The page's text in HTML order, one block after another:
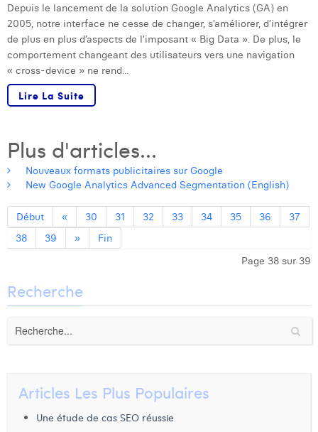
Depuis le lancement de la solution Google Analytics (GA) en
2005, notre interface ne cesse de changer, s’améliorer, d’intégrer
de plus en plus d’aspects de l’imposant « Big Data ». De plus, le
comportement changeant des utilisateurs vers une navigation
« cross-device » ne rend...
Lire La Suite
Plus d'articles...
Nouveaux formats publicitaires sur Google
New Google Analytics Advanced Segmentation (English)
Début « 30 31 32 33 34 35 36
37
38
39 »
Fin
Page 38 sur 39
Recherche
Articles Les Plus Populaires
Une étude de cas SEO réussie